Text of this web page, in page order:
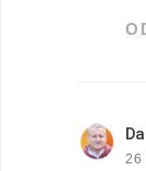
26